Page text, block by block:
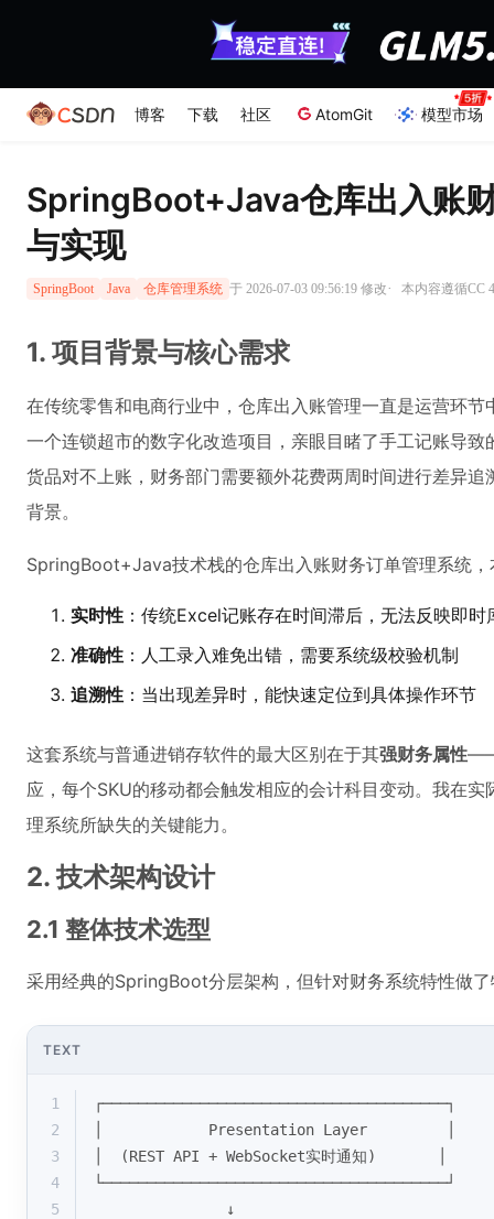
博客 下载 社区 AtomGit 模型市场
SpringBoot+Java仓库出入账
与实现
SpringBoot Java 仓库管理系统 于 2026-07-03 09:56:19 修改· 本内容遵循CC
1. 项目背景与核心需求
在传统零售和电商行业中，仓库出入账管理一直是运营环
一个连锁超市的数字化改造项目，亲眼目睹了手工记账导
货品对不上账，财务部门需要额外花费两周时间进行差异
背景。
SpringBoot+Java技术栈的仓库出入账财务订单管理系统
实时性 ：传统Excel记账存在时间滞后，无法反映即时
准确性 ：人工录入难免出错，需要系统级校验机制
追溯性 ：当出现差异时，能快速定位到具体操作环节
这套系统与普通进销存软件的最大区别在于其强财务属性——
应，每个SKU的移动都会触发相应的会计科目变动。我在
理系统所缺失的关键能力。
2. 技术架构设计
2.1 整体技术选型
采用经典的SpringBoot分层架构，但针对财务系统特性做
TEXT
1
┌───────────────────────────────────────┐
2
│            Presentation Layer         │
3
│  (REST API + WebSocket实时通知)       │
4
└───────────────────────────────────────┘
5
               ↓